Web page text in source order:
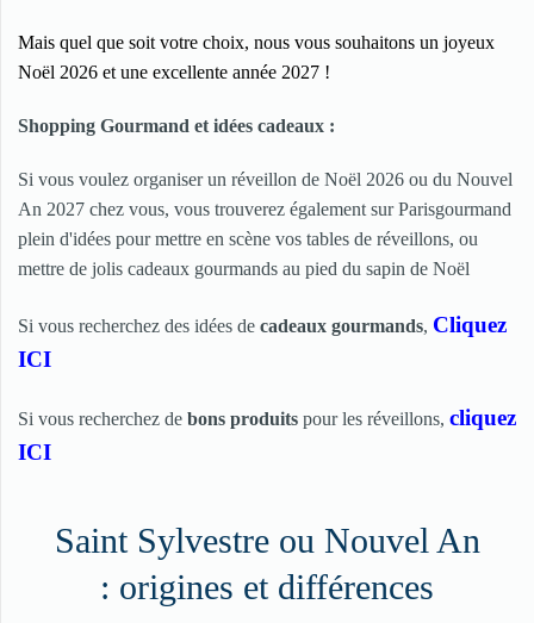
Mais quel que soit votre choix, nous vous souhaitons un joyeux
Noël 2026 et une excellente année 2027 !
Shopping Gourmand et idées cadeaux :
Si vous voulez organiser un réveillon de Noël 2026 ou du Nouvel
An 2027 chez vous, vous trouverez également sur Parisgourmand
plein d'idées pour mettre en scène vos tables de réveillons, ou
mettre de jolis cadeaux gourmands au pied du sapin de Noël
Si vous recherchez des idées de cadeaux gourmands, Cliquez
ICI
Si vous recherchez de bons produits pour les réveillons, cliquez
ICI
Saint Sylvestre ou Nouvel An
: origines et différences